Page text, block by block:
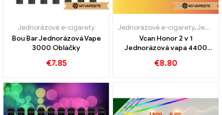
Jednorázové e-cigarety
Bou Bar Jednorázová Vape
3000 Obláčky
€7.85
Jednorázové e-cigarety,Jednorázové e-cigarety Rakousko
Vcan Honor 2 v 1
Jednorázová vapa 4400
€8.80